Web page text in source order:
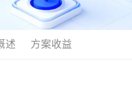
述 方案收益